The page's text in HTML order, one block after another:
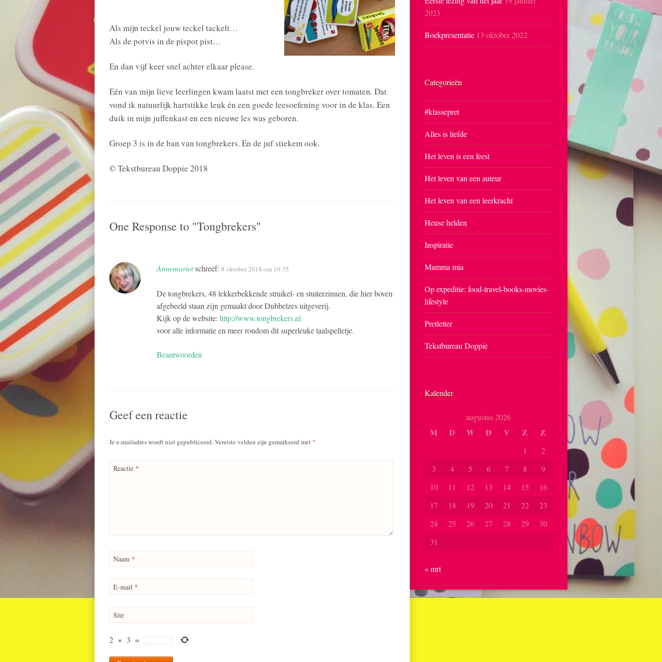
Als mijn teckel jouw teckel tackelt…
Als de potvis in de pispot pist…
En dan vijf keer snel achter elkaar please.
Eén van mijn lieve leerlingen kwam laatst met een tongbreker over tomaten. Dat
vond ik natuurlijk hartstikke leuk én een goede leesoefening voor in de klas. Een
duik in mijn juffenkast en een nieuwe les was geboren.
Groep 3 is in de ban van tongbrekers. En de juf stiekem ook.
© Tekstbureau Doppie 2018
One Response to "Tongbrekers"
Annemarietschreef: 8 oktober 2018 om 10:35
De tongbrekers, 48 lekkerbekkende struikel- en stuiterzinnen, die hier boven
afgebeeld staan zijn gemaakt door Dubbelzes uitgeverij.
Kijk op de website: http://www.tongbrekers.nl
voor alle informatie en meer rondom dit superleuke taalspelletje.
Beantwoorden
Geef een reactie
Je e-mailadres wordt niet gepubliceerd.Vereiste velden zijn gemarkeerd met *
Reactie *
Naam *
E-mail *
Site
2 × 3 =
2023
Boekpresentatie 13 oktober 2022
Categorieën
#klassepret
Alles is liefde
Het leven is een feest
Het leven van een auteur
Het leven van een leerkracht
Heuse helden
Inspiratie
Mamma mia
Op expeditie: food-travel-books-movies-
lifestyle
Pretletter
Tekstbureau Doppie
Kalender
augustus 2026
M D W D V Z Z
1
2
3
4 5 6 7 8
9
10
11 12 13 14 15
16
17
18 19 20 21 22
23
24
25 26 27 28 29
30
31
« mrt